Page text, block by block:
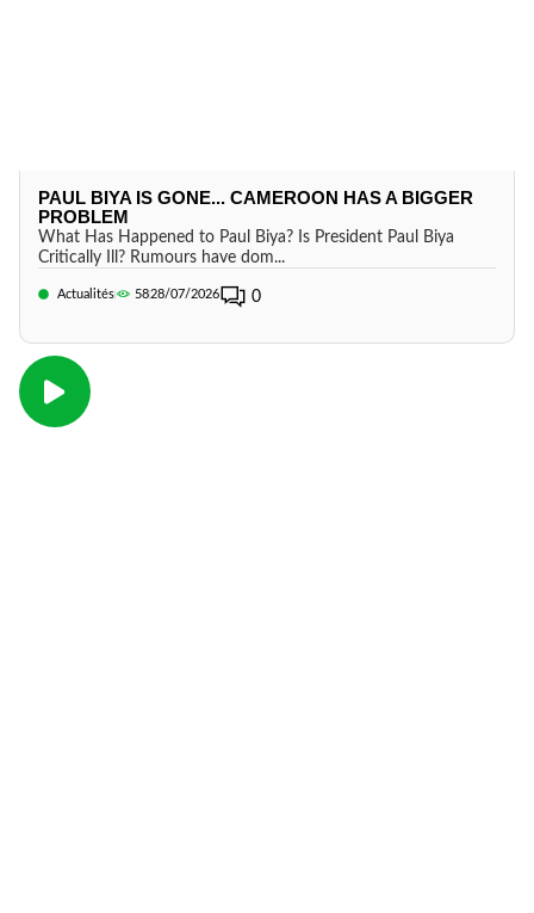
PAUL BIYA IS GONE... CAMEROON HAS A BIGGER
PROBLEM
What Has Happened to Paul Biya? Is President Paul Biya
Critically Ill? Rumours have dom...
Actualités 5828/07/2026 0